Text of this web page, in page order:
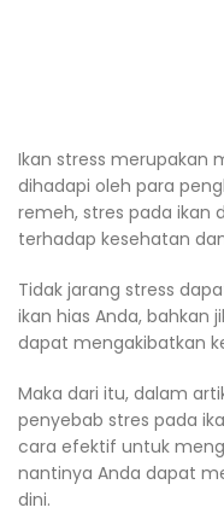
Ikan stress merupakan
dihadapi oleh para
remeh, stres pada ikan
terhadap kesehatan
Tidak jarang stress
ikan hias Anda, bahkan
dapat mengakibatkan
Maka dari itu, dalam
penyebab stres pada
cara efektif untuk
nantinya Anda dapat
dini.